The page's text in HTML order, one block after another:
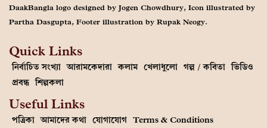
DaakBangla logo designed by Jogen Chowdhury, Icon illustrated by
Partha Dasgupta, Footer illustration by Rupak Neogy.
Quick Links
নির্বাচিত সংখ্যা আরামকেদারা কলাম খেলাধুলো গল্প / কবিতা ভিডিও
প্রবন্ধ শিল্পকলা
Useful Links
পত্রিকা আমাদের কথা যোগাযোগ Terms & Conditions